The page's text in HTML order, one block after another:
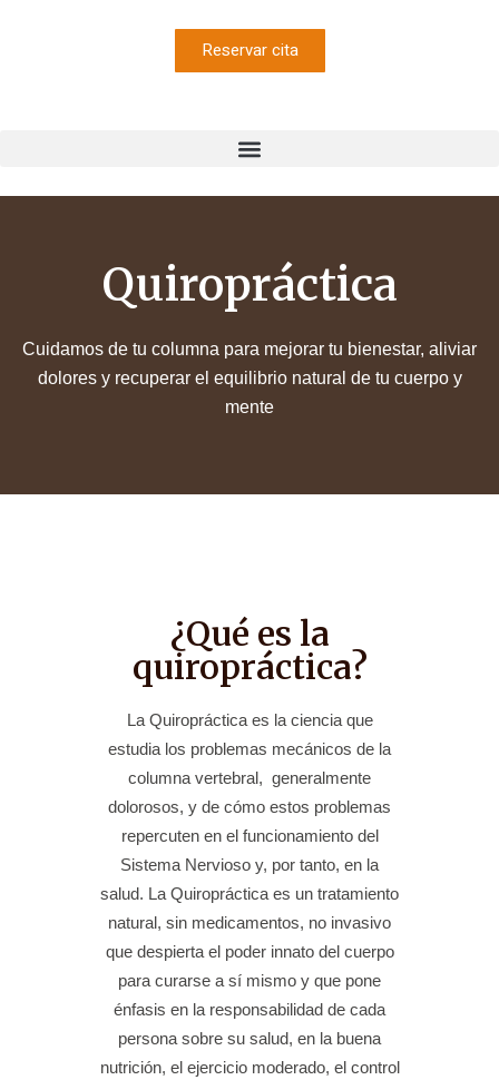
Reservar cita
Quiropráctica
Cuidamos de tu columna para mejorar tu bienestar, aliviar
dolores y recuperar el equilibrio natural de tu cuerpo y
mente
¿Qué es la
quiropráctica?
La Quiropráctica es la ciencia que
estudia los problemas mecánicos de la
columna vertebral, generalmente
dolorosos, y de cómo estos problemas
repercuten en el funcionamiento del
Sistema Nervioso y, por tanto, en la
salud. La Quiropráctica es un tratamiento
natural, sin medicamentos, no invasivo
que despierta el poder innato del cuerpo
para curarse a sí mismo y que pone
énfasis en la responsabilidad de cada
persona sobre su salud, en la buena
nutrición, el ejercicio moderado, el control